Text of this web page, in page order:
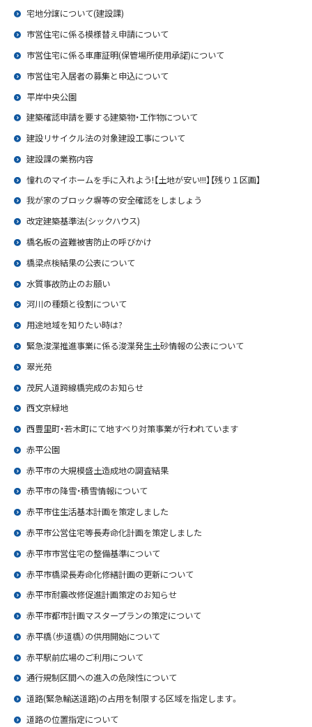
宅地分譲について(建設課)
市営住宅に係る模様替え申請について
市営住宅に係る車庫証明(保管場所使用承諾)について
市営住宅入居者の募集と申込について
平岸中央公園
建築確認申請を要する建築物・工作物について
建設リサイクル法の対象建設工事について
建設課の業務内容
憧れのマイホームを手に入れよう!【土地が安い!!!】【残り１区画】
我が家のブロック塀等の安全確認をしましょう
改定建築基準法(シックハウス)
橋名板の盗難被害防止の呼びかけ
橋梁点検結果の公表について
水質事故防止のお願い
河川の種類と役割について
用途地域を知りたい時は?
緊急浚渫推進事業に係る浚渫発生土砂情報の公表について
翠光苑
茂尻人道跨線橋完成のお知らせ
西文京緑地
西豊里町・若木町にて地すべり対策事業が行われています
赤平公園
赤平市の大規模盛土造成地の調査結果
赤平市の降雪・積雪情報について
赤平市住生活基本計画を策定しました
赤平市公営住宅等長寿命化計画を策定しました
赤平市市営住宅の整備基準について
赤平市橋梁長寿命化修繕計画の更新について
赤平市耐震改修促進計画策定のお知らせ
赤平市都市計画マスタープランの策定について
赤平橋（歩道橋）の供用開始について
赤平駅前広場のご利用について
通行規制区間への進入の危険性について
道路(緊急輸送道路)の占用を制限する区域を指定します。
道路の位置指定について